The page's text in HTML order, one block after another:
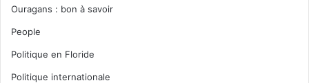
Ouragans : bon à savoir
People
Politique en Floride
Politique internationale